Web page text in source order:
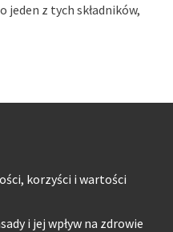
jeden z tych składników,
korzyści i wartości
i jej wpływ na zdrowie